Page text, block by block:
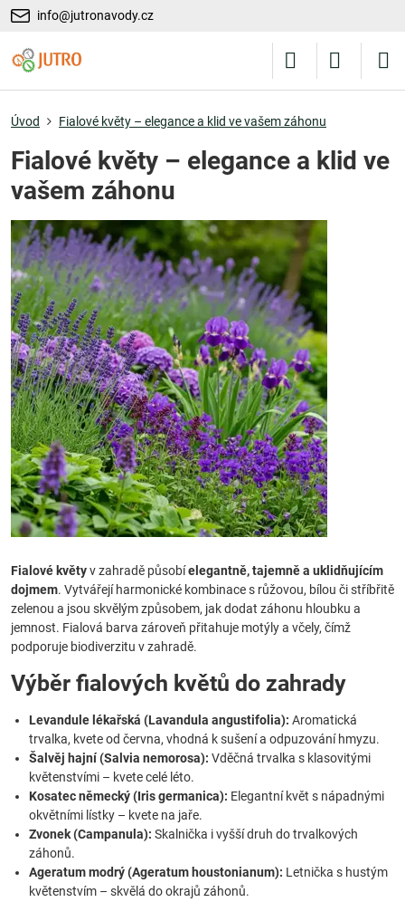
info@jutronavody.cz
Úvod Fialové květy – elegance a klid ve vašem záhonu
Fialové květy – elegance a klid ve
vašem záhonu
Fialové květyv zahradě působíelegantně, tajemně a uklidňujícím
dojmem. Vytvářejí harmonické kombinace s růžovou, bílou či stříbřitě
zelenou a jsou skvělým způsobem, jak dodat záhonu hloubku a
jemnost. Fialová barva zároveň přitahuje motýly a včely, čímž
podporuje biodiverzitu v zahradě.
Výběr fialových květů do zahrady
Levandule lékařská (Lavandula angustifolia): Aromatická
trvalka, kvete od června, vhodná k sušení a odpuzování hmyzu.
Šalvěj hajní (Salvia nemorosa): Vděčná trvalka s klasovitými
květenstvími – kvete celé léto.
Kosatec německý (Iris germanica): Elegantní květ s nápadnými
okvětními lístky – kvete na jaře.
Zvonek (Campanula): Skalnička i vyšší druh do trvalkových
záhonů.
Ageratum modrý (Ageratum houstonianum): Letnička s hustým
květenstvím – skvělá do okrajů záhonů.